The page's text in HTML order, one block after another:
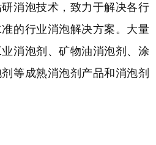
研消泡技术，致力于解决各行
的行业消泡解决方案。大量
消泡剂、矿物油消泡剂、涂
等成熟消泡剂产品和消泡剂